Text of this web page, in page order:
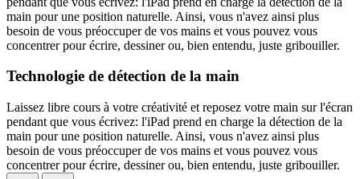
main pour une position naturelle. Ainsi, vous n'avez ainsi plus
besoin de vous préoccuper de vos mains et vous pouvez vous
concentrer pour écrire, dessiner ou, bien entendu, juste gribouiller.
Technologie de détection de la main
Laissez libre cours à votre créativité et reposez votre main sur l'écran
pendant que vous écrivez: l'iPad prend en charge la détection de la
main pour une position naturelle. Ainsi, vous n'avez ainsi plus
besoin de vous préoccuper de vos mains et vous pouvez vous
concentrer pour écrire, dessiner ou, bien entendu, juste gribouiller.